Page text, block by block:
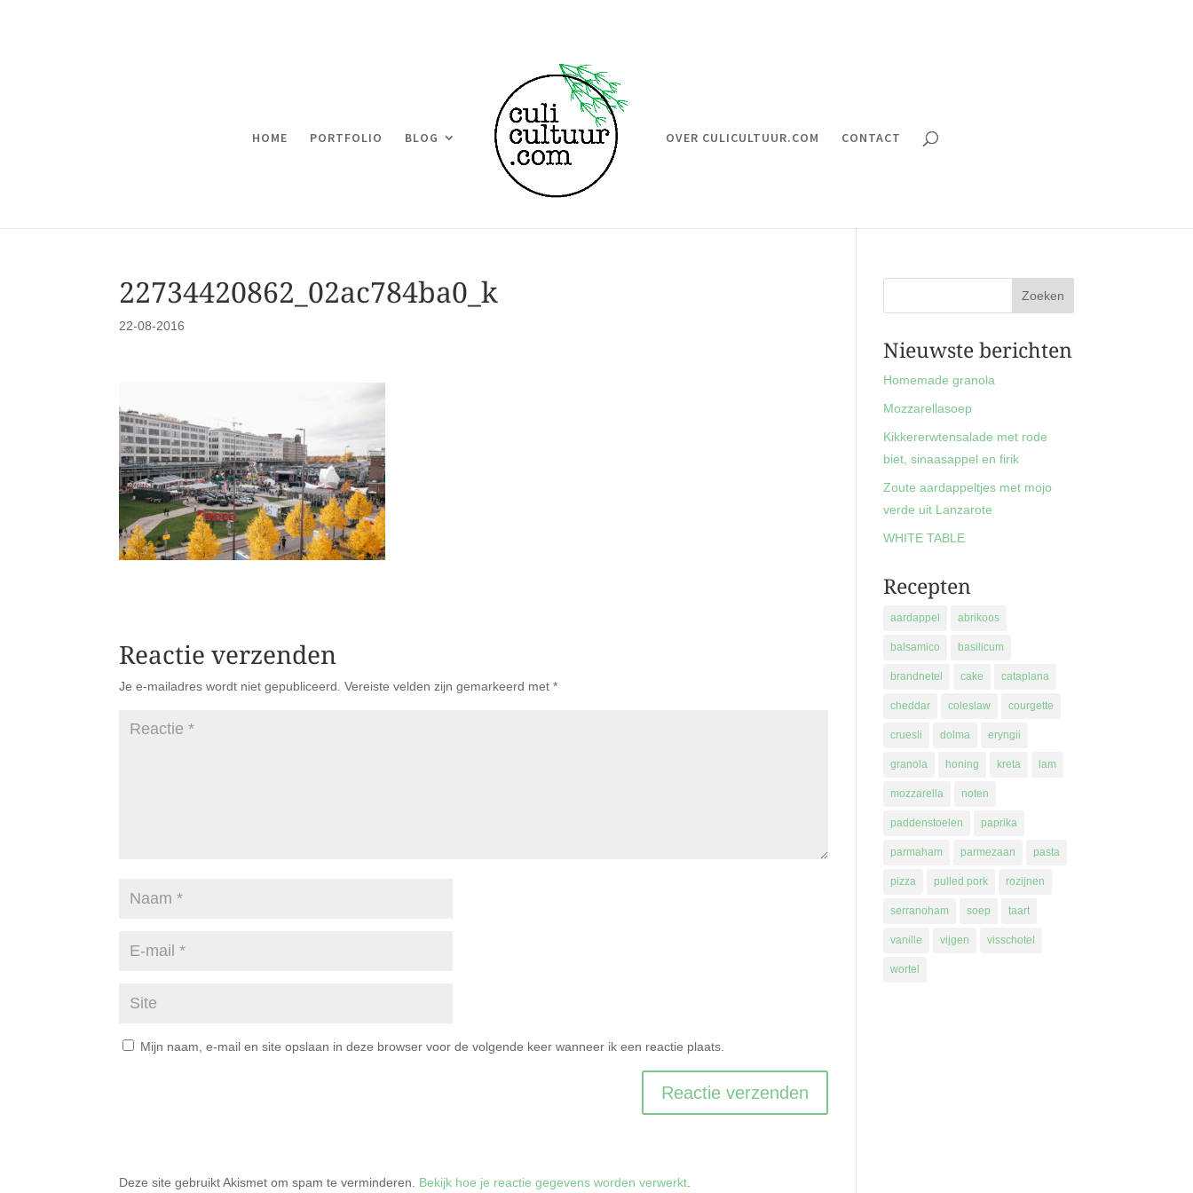
HOME PORTFOLIO BLOG OVER CULICULTUUR.COM CONTACT
22734420862_02ac784ba0_k
22-08-2016
Reactie verzenden
Je e-mailadres wordt niet gepubliceerd. Vereiste velden zijn gemarkeerd met*
Mijn naam, e-mail en site opslaan in deze browser voor de volgende keer wanneer ik een reactie plaats.
Deze site gebruikt Akismet om spam te verminderen. Bekijk hoe je reactie gegevens worden verwerkt
Nieuwste berichten
Homemade granola
Mozzarellasoep
Kikkererwtensalade met rode
biet, sinaasappel en firik
Zoute aardappeltjes met mojo
verde uit Lanzarote
WHITE TABLE
Recepten
aardappel abrikoos
balsamico basilicum
brandnetel cake cataplana
cheddar coleslaw courgette
cruesli dolma eryngii
granola honing kreta lam
mozzarella noten
paddenstoelen paprika
parmaham parmezaan pasta
pizza pulled pork rozijnen
serranoham soep taart
vanille vijgen visschotel
wortel